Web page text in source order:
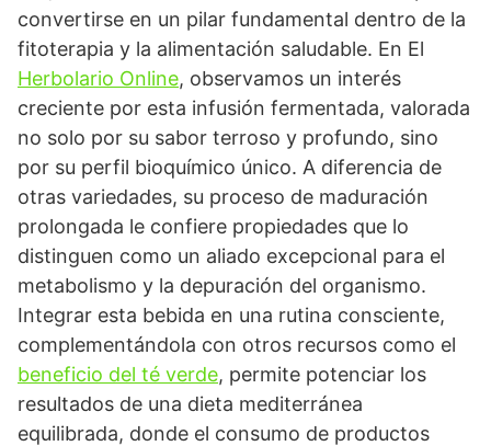
convertirse en un pilar fundamental dentro de la
fitoterapia y la alimentación saludable. En El
Herbolario Online, observamos un interés
creciente por esta infusión fermentada, valorada
no solo por su sabor terroso y profundo, sino
por su perfil bioquímico único. A diferencia de
otras variedades, su proceso de maduración
prolongada le confiere propiedades que lo
distinguen como un aliado excepcional para el
metabolismo y la depuración del organismo.
Integrar esta bebida en una rutina consciente,
complementándola con otros recursos como el
beneficio del té verde, permite potenciar los
resultados de una dieta mediterránea
equilibrada, donde el consumo de productos